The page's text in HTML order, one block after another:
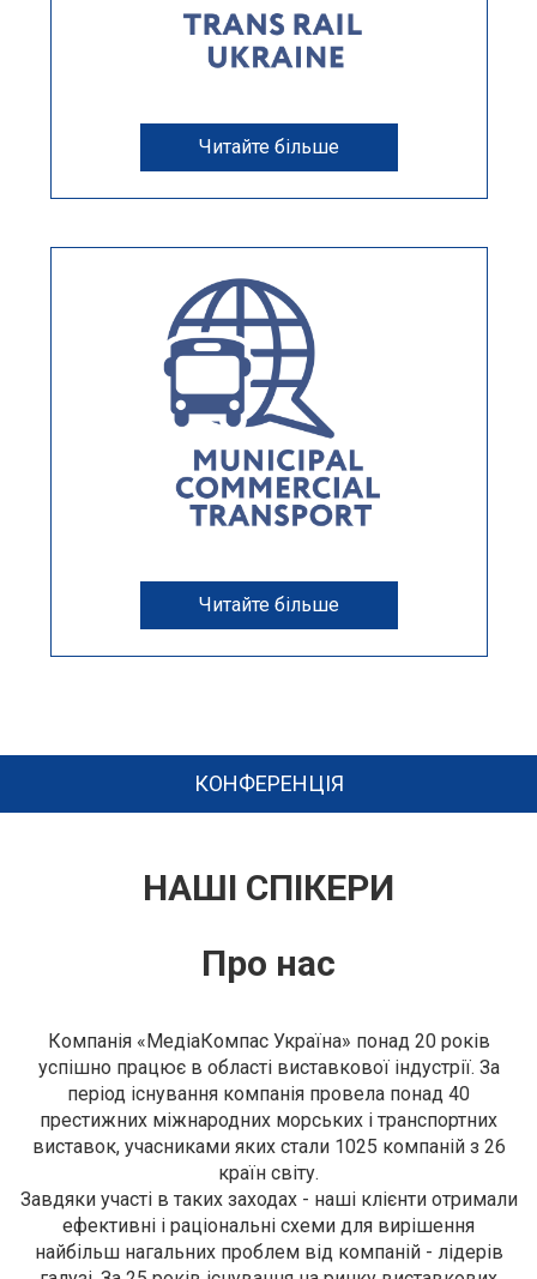
Читайте більше
Читайте більше
КОНФЕРЕНЦІЯ
НАШІ СПІКЕРИ
Про нас
Компанія «МедіаКомпас Україна» понад 20 років
успішно працює в області виставкової індустрії. За
період існування компанія провела понад 40
престижних міжнародних морських і транспортних
виставок, учасниками яких стали 1025 компаній з 26
країн світу.
Завдяки участі в таких заходах - наші клієнти отримали
ефективні і раціональні схеми для вирішення
найбільш нагальних проблем від компаній - лідерів